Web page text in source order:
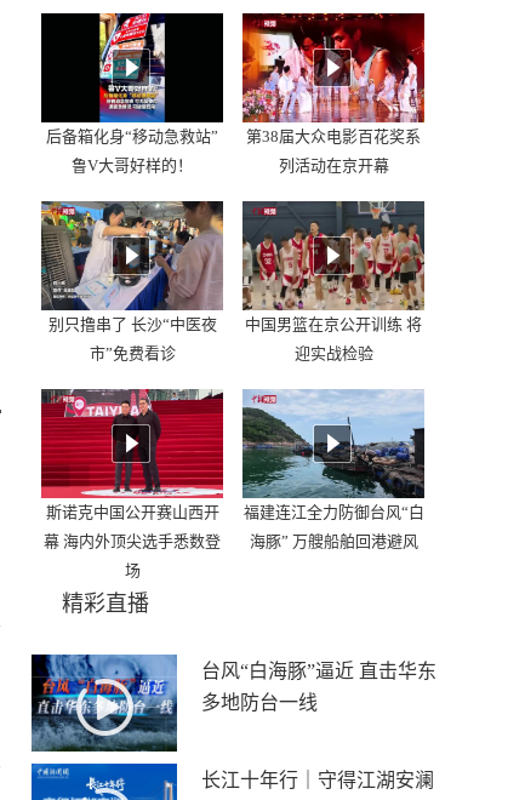
后备箱化身“移动急救站”
鲁V大哥好样的！
第38届大众电影百花奖系
列活动在京开幕
别只撸串了 长沙“中医夜
市”免费看诊
中国男篮在京公开训练 将
迎实战检验
斯诺克中国公开赛山西开
幕 海内外顶尖选手悉数登
场
福建连江全力防御台风“白
海豚” 万艘船舶回港避风
精彩直播
台风“白海豚”逼近 直击华东
多地防台一线
长江十年行｜守得江湖安澜